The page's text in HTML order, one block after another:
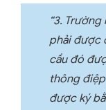
“3.
phải được
cầu đó
thông
được ký